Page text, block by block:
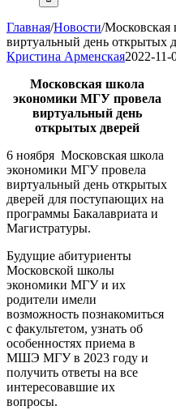
Главная/Новости/
виртуальный день открытых
Кристина Арменская2022-11-
Московская школа
экономики МГУ провела
виртуальный день
открытых дверей
6 ноября Московская школа
экономики МГУ провела
виртуальный день открытых
дверей для поступающих на
программы Бакалавриата и
Магистратуры.
Будущие абитуриенты
Московской школы
экономики МГУ и их
родители имели
возможность познакомиться
с факультетом, узнать об
особенностях приема в
МШЭ МГУ в 2023 году и
получить ответы на все
интересовавшие их
вопросы.